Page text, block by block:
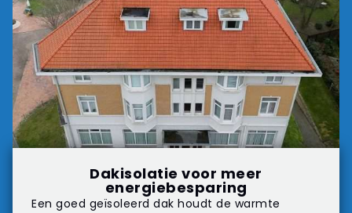
Dakisolatie voor meer
energiebesparing
Een goed geïsoleerd dak houdt de warmte